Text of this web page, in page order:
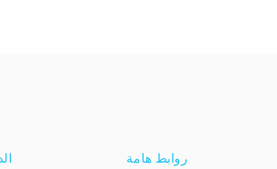
روابط هامة